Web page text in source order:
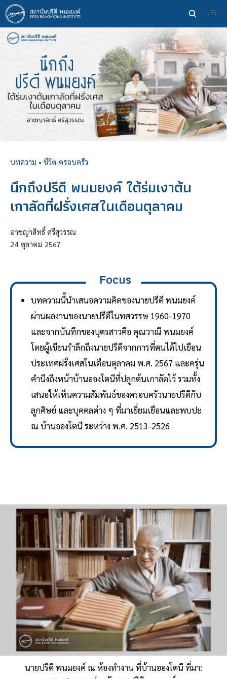
ข้าม
ไป
ยัง
เนื้อหา
บทความ • ชีวิต-ครอบครัว
นึกถึงปรีดี พนมยงค์ ใต้ร่มเงาต้น
เกาลัดที่ฝรั่งเศสในเดือนตุลาคม
อาชญาสิทธิ์ ศรีสุวรรณ
24 ตุลาคม 2567
Focus
บทความนี้นำเสนอความคิดของนายปรีดี พนมยงค์
ผ่านผลงานของนายปรีดีในทศวรรษ 1960-1970
และจากบันทึกของบุตรสาวคือ คุณวาณี พนมยงค์
โดยผู้เขียนรำลึกถึงนายปรีดีจากการที่ตนได้ไปเยือน
ประเทศฝรั่งเศสในเดือนตุลาคม พ.ศ. 2567 และครุ่น
คำนึงถึงหน้าบ้านอองโตนีที่ปลูกต้นเกาลัดไว้ รวมทั้ง
เสนอให้เห็นความสัมพันธ์ของครอบครัวนายปรีดีกับ
ลูกศิษย์ และบุคคลต่าง ๆ ที่มาเยี่ยมเยือนและพบปะ
ณ บ้านอองโตนี ระหว่าง พ.ศ. 2513-2526
นายปรีดี พนมยงค์ ณ ห้องทำงาน ที่บ้านอองโตนี ที่มา: